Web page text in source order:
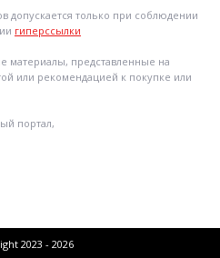
допускается только при соблюдении
гиперссылки
материалы, представленные на
или рекомендацией к покупке или
портал,
2023 - 2026